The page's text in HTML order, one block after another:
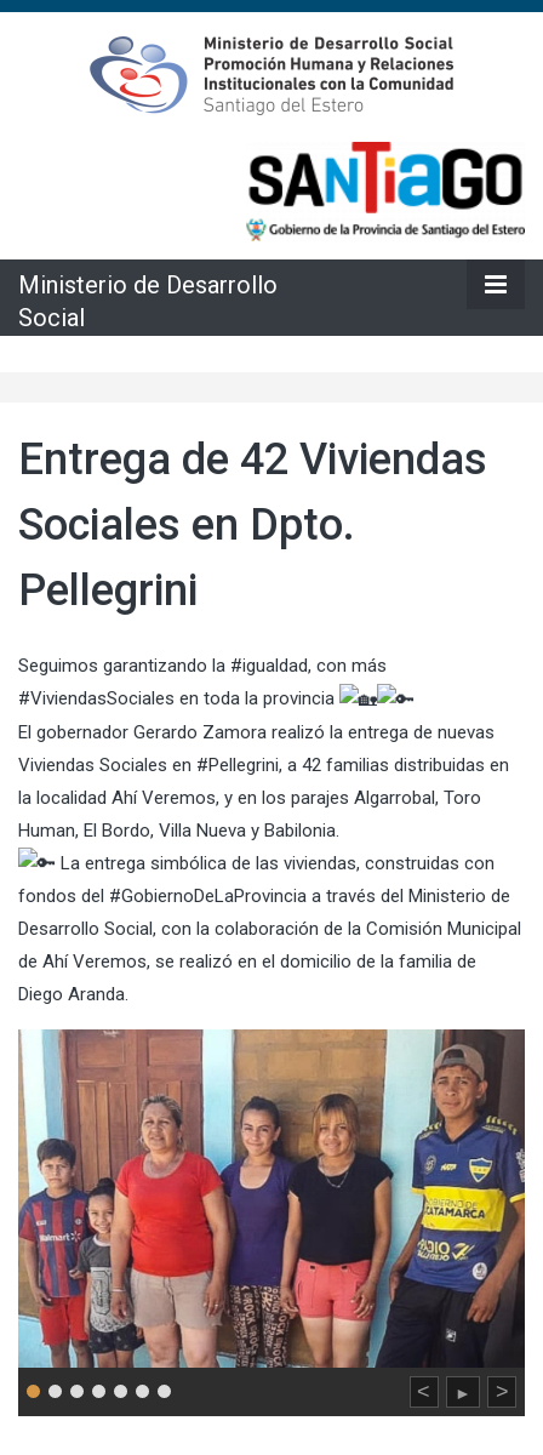
Ministerio de
Desarrollo
Institucionales con la Comunidad
Ministerio de Desarrollo
Social
Entrega de 42 Viviendas
Sociales en Dpto.
Pellegrini
Seguimos garantizando la #igualdad, con más
#ViviendasSociales en toda la provincia
El gobernador Gerardo Zamora realizó la entrega de nuevas
Viviendas Sociales en #Pellegrini, a 42 familias distribuidas en
la localidad Ahí Veremos, y en los parajes Algarrobal, Toro
Human, El Bordo, Villa Nueva y Babilonia.
La entrega simbólica de las viviendas, construidas con
fondos del #GobiernoDeLaProvincia a través del Ministerio de
Desarrollo Social, con la colaboración de la Comisión Municipal
de Ahí Veremos, se realizó en el domicilio de la familia de
Diego Aranda.
< ► >